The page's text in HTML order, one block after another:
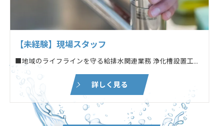
【未経験】現場スタッフ
■地域のライフラインを守る給排水関連業務 浄化槽設置工事・メンテナンスなど ■土木作業・建築工事に付随する各種業務 ┗対象:新築・リフォームなどの民間住宅
詳しく見る